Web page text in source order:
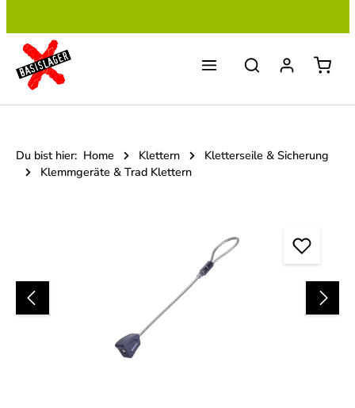
Du bist hier: Home Klettern
Kletterseile & Sicherung
Klemmgeräte & Trad Klettern